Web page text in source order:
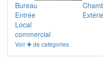
Bureau
Entrée
Local
commercial
Voir ✚ de catégories